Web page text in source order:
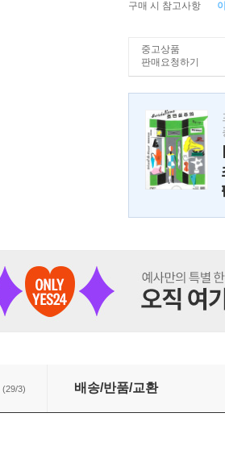
구매 시 참고사항
중고상품
판매요청하기
(29/3) 배송/반품/교환